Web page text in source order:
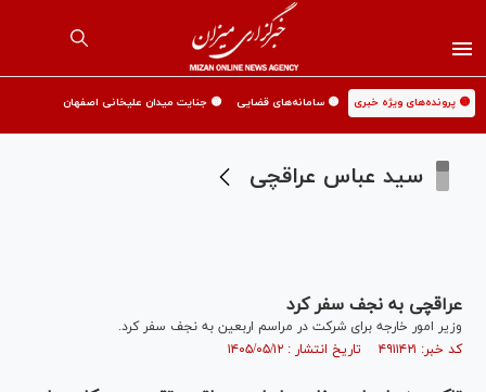
🟡 پرونده‌های ویژه خبری 🟡 سامانه‌های قضایی 🟡 جنایت میدان علیخانی اصفهان
سید عباس عراقچی
عراقچی به نجف سفر کرد
وزیر امور خارجه برای شرکت در مراسم اربعین به نجف سفر کرد.
کد خبر: ۴۹۱۱۴۲۱ تاریخ انتشار : ۱۴۰۵/۰۵/۱۲